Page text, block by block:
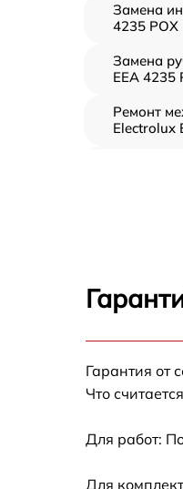
Замена
4235 POX
Замена
EEA 4235
Ремонт
Electrolux
Замена
Замена
4235 POX
Гарантия от
Что
Для работ:
Для